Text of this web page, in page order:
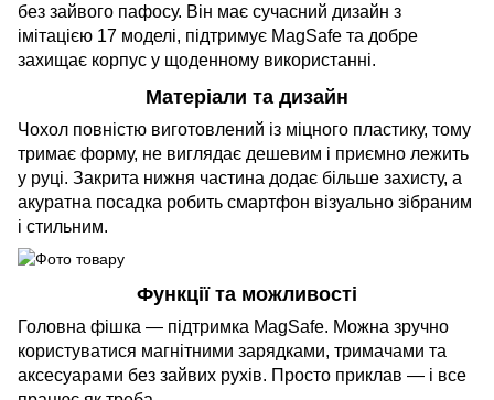
без зайвого пафосу. Він має сучасний дизайн з
імітацією 17 моделі, підтримує MagSafe та добре
захищає корпус у щоденному використанні.
Матеріали та дизайн
Чохол повністю виготовлений із міцного пластику, тому
тримає форму, не виглядає дешевим і приємно лежить
у руці. Закрита нижня частина додає більше захисту, а
акуратна посадка робить смартфон візуально зібраним
і стильним.
Функції та можливості
Головна фішка — підтримка MagSafe. Можна зручно
користуватися магнітними зарядками, тримачами та
аксесуарами без зайвих рухів. Просто приклав — і все